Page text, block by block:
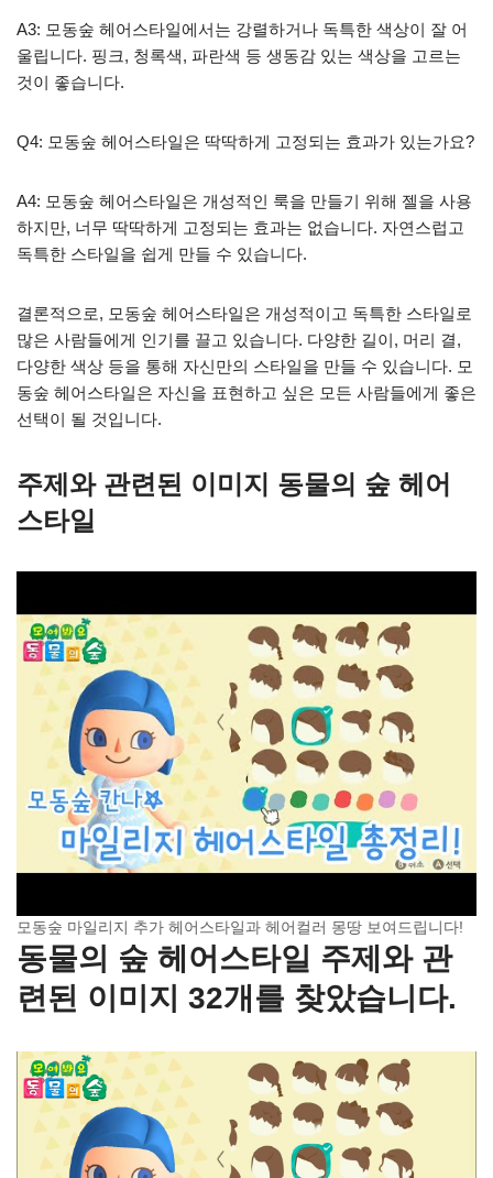
A3: 모동숲 헤어스타일에서는 강렬하거나 독특한 색상이 잘 어
울립니다. 핑크, 청록색, 파란색 등 생동감 있는 색상을 고르는
것이 좋습니다.
Q4: 모동숲 헤어스타일은 딱딱하게 고정되는 효과가 있는가요?
A4: 모동숲 헤어스타일은 개성적인 룩을 만들기 위해 젤을 사용
하지만, 너무 딱딱하게 고정되는 효과는 없습니다. 자연스럽고
독특한 스타일을 쉽게 만들 수 있습니다.
결론적으로, 모동숲 헤어스타일은 개성적이고 독특한 스타일로
많은 사람들에게 인기를 끌고 있습니다. 다양한 길이, 머리 결,
다양한 색상 등을 통해 자신만의 스타일을 만들 수 있습니다. 모
동숲 헤어스타일은 자신을 표현하고 싶은 모든 사람들에게 좋은
선택이 될 것입니다.
주제와 관련된 이미지 동물의 숲 헤어
스타일
모동숲 마일리지 추가 헤어스타일과 헤어컬러 몽땅 보여드립니다!
동물의 숲 헤어스타일 주제와 관
련된 이미지 32개를 찾았습니다.